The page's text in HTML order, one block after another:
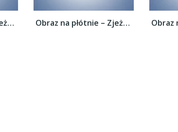
Obraz na płótnie – Zjeżdżalnia z wodospadu... Obraz na płótnie – Zjeżdżalnia z wodospadu...